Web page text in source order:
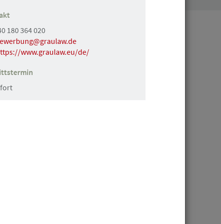
180 364 020
www.graulaw.eu/de/